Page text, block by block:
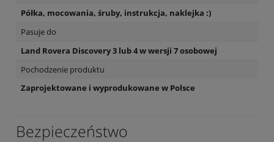
Półka, mocowania, śruby, instrukcja, naklejka :)
Pasuje do
Land Rovera Discovery 3 lub 4 w wersji 7 osobowej
Pochodzenie produktu
Zaprojektowane i wyprodukowane w Polsce
Bezpieczeństwo